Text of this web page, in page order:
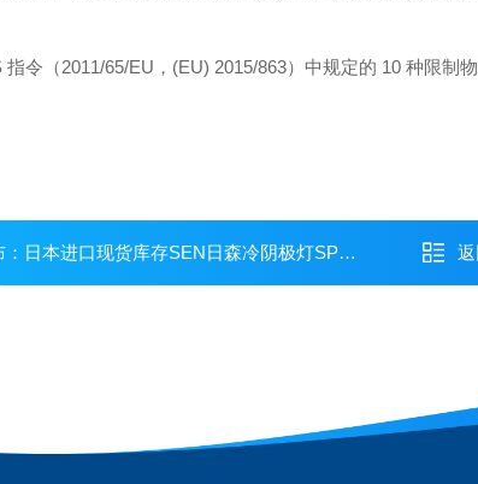
令（2011/65/EU，(EU) 2015/863）中规定的 10 种限制
日本进口现货库存SEN日森冷阴极灯SP-5-2H